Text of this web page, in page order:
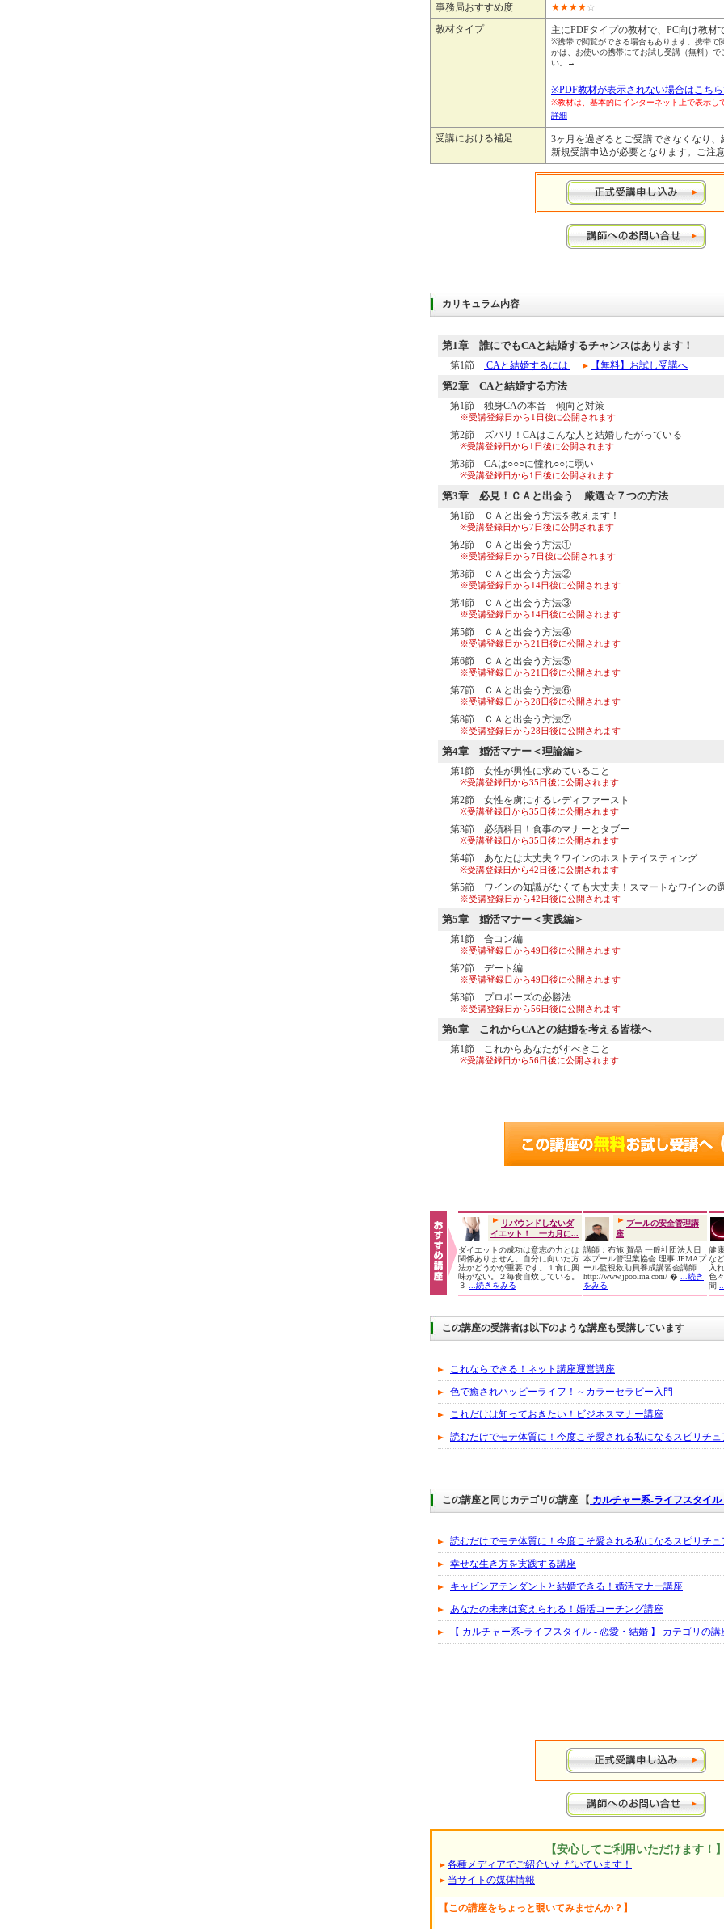
事務局おすすめ度
★★★★☆
教材タイプ
主にPDFタイプの教材で、PC向け教材
※携帯で閲覧ができる場合もあります。携帯で
かは、お使いの携帯にてお試し受講（無料）で
い。→
※PDF教材が表示されない場合はこち
※教材は、基本的にインターネット上で表示
詳細
受講における補足
3ヶ月を過ぎるとご受講できなくなり
新規受講申込が必要となります。ご注
カリキュラム内容
第1章 誰にでもCAと結婚するチャンスはあります！
第1節 CAと結婚するには 【無料】お試し受講へ
第2章 CAと結婚する方法
第1節 独身CAの本音 傾向と対策
※受講登録日から1日後に公開されます
第2節 ズバリ！CAはこんな人と結婚したがっている
※受講登録日から1日後に公開されます
第3節 CAは○○○に憧れ○○に弱い
※受講登録日から1日後に公開されます
第3章 必見！ＣＡと出会う 厳選☆７つの方法
第1節 ＣＡと出会う方法を教えます！
※受講登録日から7日後に公開されます
第2節 ＣＡと出会う方法①
※受講登録日から7日後に公開されます
第3節 ＣＡと出会う方法②
※受講登録日から14日後に公開されます
第4節 ＣＡと出会う方法③
※受講登録日から14日後に公開されます
第5節 ＣＡと出会う方法④
※受講登録日から21日後に公開されます
第6節 ＣＡと出会う方法⑤
※受講登録日から21日後に公開されます
第7節 ＣＡと出会う方法⑥
※受講登録日から28日後に公開されます
第8節 ＣＡと出会う方法⑦
※受講登録日から28日後に公開されます
第4章 婚活マナー＜理論編＞
第1節 女性が男性に求めていること
※受講登録日から35日後に公開されます
第2節 女性を虜にするレディファースト
※受講登録日から35日後に公開されます
第3節 必須科目！食事のマナーとタブー
※受講登録日から35日後に公開されます
第4節 あなたは大丈夫？ワインのホストテイスティング
※受講登録日から42日後に公開されます
第5節 ワインの知識がなくても大丈夫！スマートなワインの
※受講登録日から42日後に公開されます
第5章 婚活マナー＜実践編＞
第1節 合コン編
※受講登録日から49日後に公開されます
第2節 デート編
※受講登録日から49日後に公開されます
第3節 プロポーズの必勝法
※受講登録日から56日後に公開されます
第6章 これからCAとの結婚を考える皆様へ
第1節 これからあなたがすべきこと
※受講登録日から56日後に公開されます
リバウンドしないダ
イエット！ 一カ月に...
ダイエットの成功は意志の力とは
関係ありません。自分に向いた方
法かどうかが重要です。１食に興
味がない。２毎食自炊している。
３
...続きをみる
プールの安全管理講
座
講師：布施 賀晶 一般社団法人日
本プール管理業協会 理事 JPMAプ
ール監視救助員養成講習会講師
http://www.jpoolma.com/ �
...続き
をみる
健
な
入
色
間
この講座の受講者は以下のような講座も受講しています
これならできる！ネット講座運営講座
色で癒されハッピーライフ！～カラーセラピー入門
これだけは知っておきたい！ビジネスマナー講座
読むだけでモテ体質に！今度こそ愛される私になるスピリチ
この講座と同じカテゴリの講座 【 カルチャー系-ライフスタイル
読むだけでモテ体質に！今度こそ愛される私になるスピリチ
幸せな生き方を実践する講座
キャビンアテンダントと結婚できる！婚活マナー講座
あなたの未来は変えられる！婚活コーチング講座
【 カルチャー系-ライフスタイル - 恋愛・結婚 】 カテゴリの講
【安心してご利用いただけます！
各種メディアでご紹介いただいています！
当サイトの媒体情報
【この講座をちょっと覗いてみませんか？】